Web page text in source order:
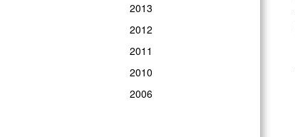
2013
2012
2011
2010
2006